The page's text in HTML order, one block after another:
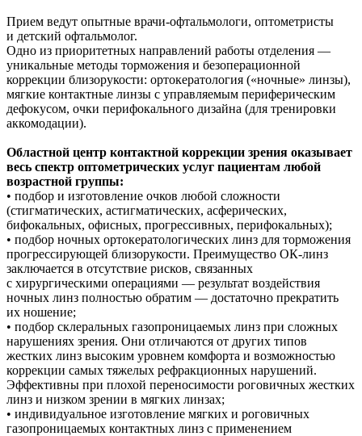
Прием ведут опытные врачи-офтальмологи, оптометристы
и детский офтальмолог.
Одно из приоритетных направлений работы отделения —
уникальные методы торможения и безоперационной
коррекции близорукости: ортокератология («ночные» линзы),
мягкие контактные линзы с управляемым периферическим
дефокусом, очки перифокального дизайна (для тренировки
аккомодации).
Областной центр контактной коррекции зрения оказывает
весь спектр оптометрических услуг пациентам любой
возрастной группы:
• подбор и изготовление очков любой сложности
(стигматических, астигматических, асферических,
бифокальных, офисных, прогрессивных, перифокальных);
• подбор ночных ортокератологических линз для торможения
прогрессирующей близорукости. Преимущество ОК-линз
заключается в отсутствие рисков, связанных
с хирургическими операциями — результат воздействия
ночных линз полностью обратим — достаточно прекратить
их ношение;
• подбор склеральных газопроницаемых линз при сложных
нарушениях зрения. Они отличаются от других типов
жестких линз высоким уровнем комфорта и возможностью
коррекции самых тяжелых рефракционных нарушений.
Эффективны при плохой переносимости роговичных жестких
линз и низком зрении в мягких линзах;
• индивидуальное изготовление мягких и роговичных
газопроницаемых контактных линз с применением